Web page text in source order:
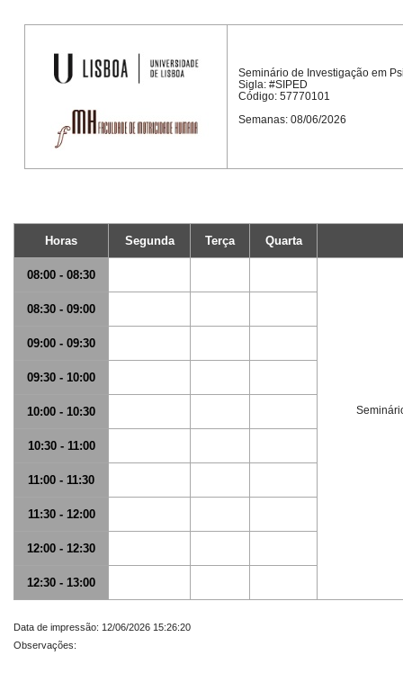
Seminário de Investigação em
Sigla: #SIPED
Código: 57770101
Semanas: 08/06/2026
Horas Segunda Terça Quarta
08:00 - 08:30
08:30 - 09:00
09:00 - 09:30
09:30 - 10:00
10:00 - 10:30
10:30 - 11:00
11:00 - 11:30
11:30 - 12:00
12:00 - 12:30
12:30 - 13:00
Data de impressão: 12/06/2026 15:26:20
Observações: